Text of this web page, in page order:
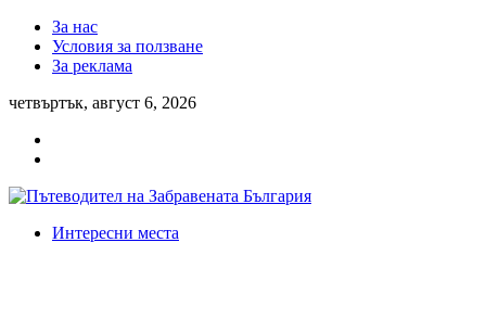
За нас
Условия за ползване
За реклама
четвъртък, август 6, 2026
Интересни места